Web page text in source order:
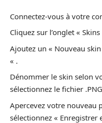
Connectez-vous à votre
Cliquez sur l’onglet «
Ajoutez un « Nouveau
« .
Dénommer le skin selon
sélectionnez le fichier
Apercevez votre nouveau
sélectionnez « Enregistrer